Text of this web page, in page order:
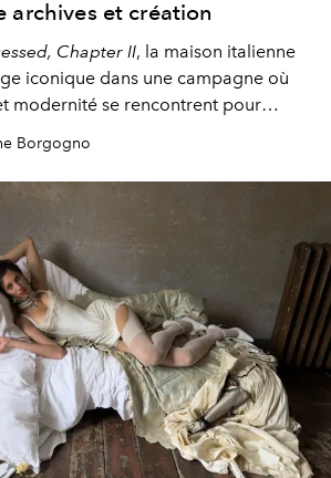
archives et création
Chapter II, la maison italienne
iconique dans une campagne où
modernité se rencontrent pour
Borgogno